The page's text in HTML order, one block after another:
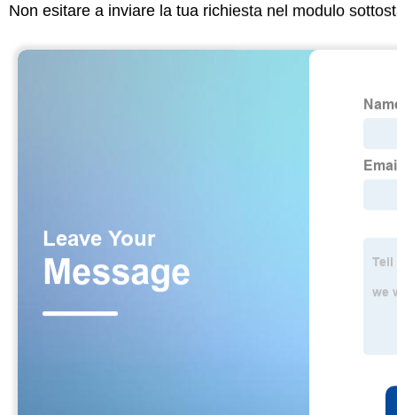
Non esitare a inviare la tua richiesta nel modulo